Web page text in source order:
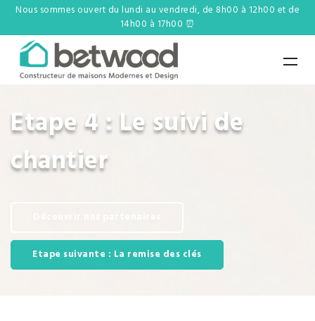
Nous sommes ouvert du lundi au vendredi, de 8h00 à 12h00 et de
14h00 à 17h00 ⏰
Etape 4 : Le suivi de
chantier
Etape suivante : La remise des clés